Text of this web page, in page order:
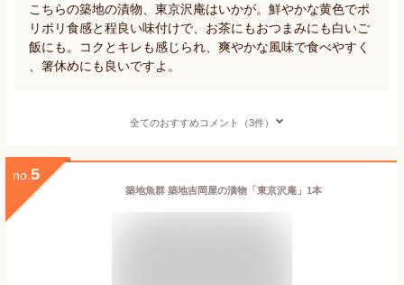
こちらの築地の漬物、東京沢庵はいかが。鮮やかな黄色でポ
リポリ食感と程良い味付けで、お茶にもおつまみにも白いご
飯にも。コクとキレも感じられ、爽やかな風味で食べやすく
、箸休めにも良いですよ。
全てのおすすめコメント（3件）
no. 5
築地魚群 築地吉岡屋の漬物「東京沢庵」1本